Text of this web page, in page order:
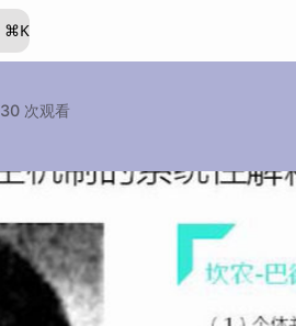
⌘K
30 次观看
其他： 段落： 字数：